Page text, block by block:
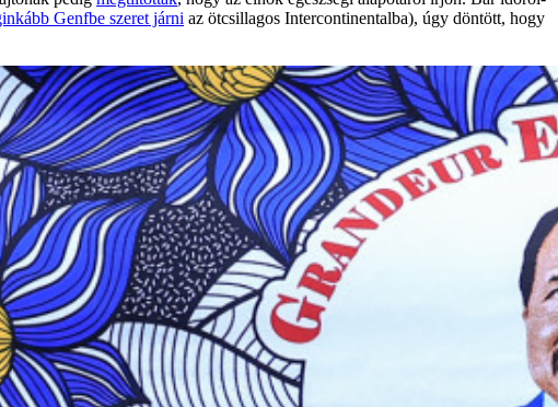
Genfbe szeret járni az ötcsillagos Intercontinentalba), úgy döntött, hogy